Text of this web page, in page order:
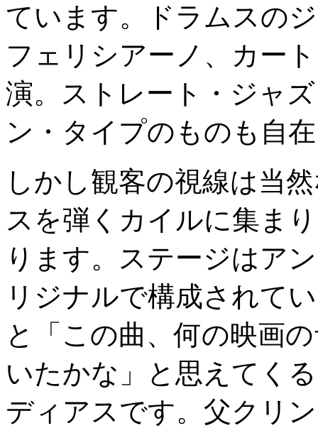
ています。ドラムスの
フェリシアーノ、カー
演。ストレート・ジャ
ン・タイプのものも自
しかし観客の視線は当
スを弾くカイルに集ま
ります。ステージはア
リジナルで構成されて
と「この曲、何の映画
いたかな」と思えてく
ディアスです。父クリ